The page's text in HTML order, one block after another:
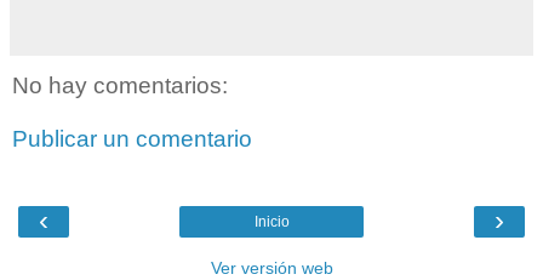
No hay comentarios:
Publicar un comentario
‹ ›
Inicio
Ver versión web